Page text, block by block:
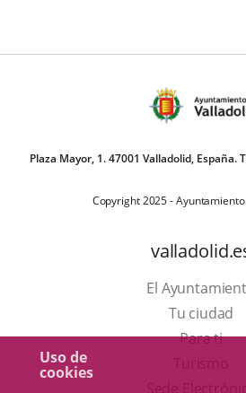
Uso de
cookies
Plaza Mayor, 1. 47001 Valladolid, España.
Copyright 2025 -
El
Tu ciudad
Para ti